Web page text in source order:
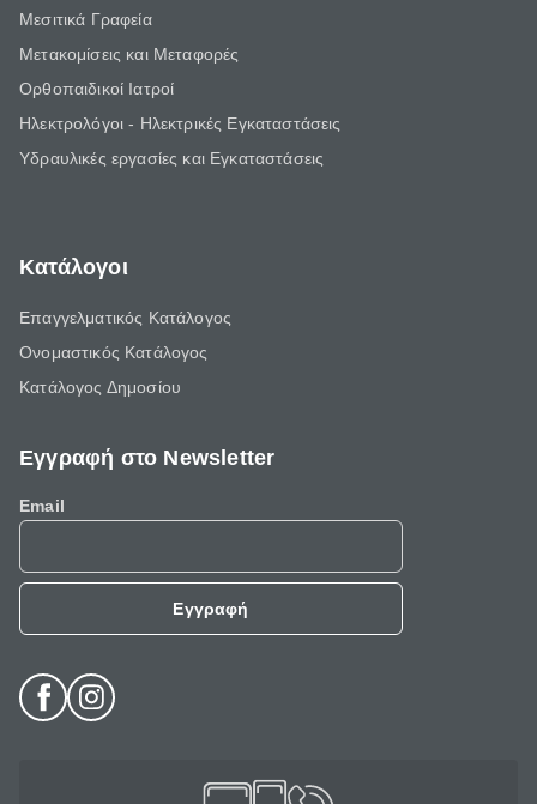
Μεσιτικά Γραφεία
Μετακομίσεις και Μεταφορές
Ορθοπαιδικοί Ιατροί
Ηλεκτρολόγοι - Ηλεκτρικές Εγκαταστάσεις
Υδραυλικές εργασίες και Εγκαταστάσεις
Κατάλογοι
Επαγγελματικός Κατάλογος
Ονομαστικός Κατάλογος
Κατάλογος Δημοσίου
Εγγραφή στο Newsletter
Email
Εγγραφή